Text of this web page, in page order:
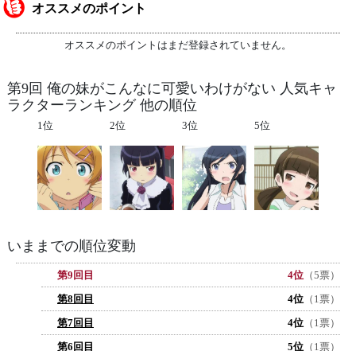
オススメのポイント
オススメのポイントはまだ登録されていません。
第9回 俺の妹がこんなに可愛いわけがない 人気キャ
ラクターランキング 他の順位
1位 2位 3位 5位
いままでの順位変動
第9回目 4位 （5票）
第8回目
4位 （1票）
第7回目
4位 （1票）
第6回目
5位 （1票）